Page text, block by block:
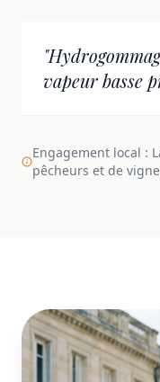
vapeur basse
Engagement local :
pêcheurs et de